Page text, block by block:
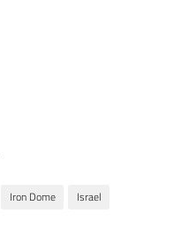
Iron Dome
Israel